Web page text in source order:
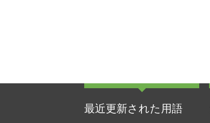
最近更新された用語